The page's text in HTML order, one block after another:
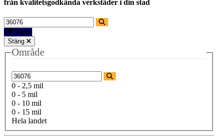
från kvalitetsgodkända verkstäder i din stad
Filter
Stäng
Område
0 - 2,5 mil
0 - 5 mil
0 - 10 mil
0 - 15 mil
Hela landet